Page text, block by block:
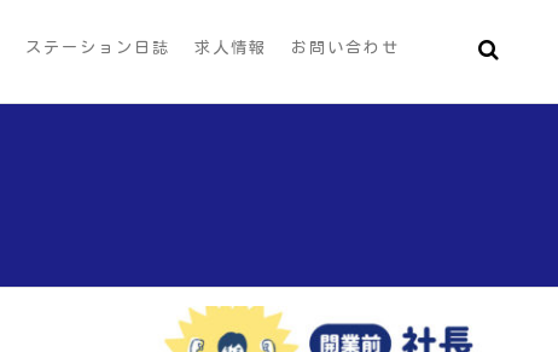
ステーション日誌 求人情報 お問い合わせ